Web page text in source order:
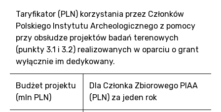
Taryfikator (PLN) korzystania przez Członków
Polskiego Instytutu Archeologicznego z pomocy
przy obsłudze projektów badań terenowych
(punkty 3.1 i 3.2) realizowanych w oparciu o grant
wyłącznie im dedykowany.
Budżet projektu
(mln PLN)
Dla Członka Zbiorowego PIAA
(PLN) za jeden rok